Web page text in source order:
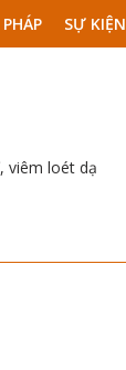
SỰ KIỆN
viêm loét dạ